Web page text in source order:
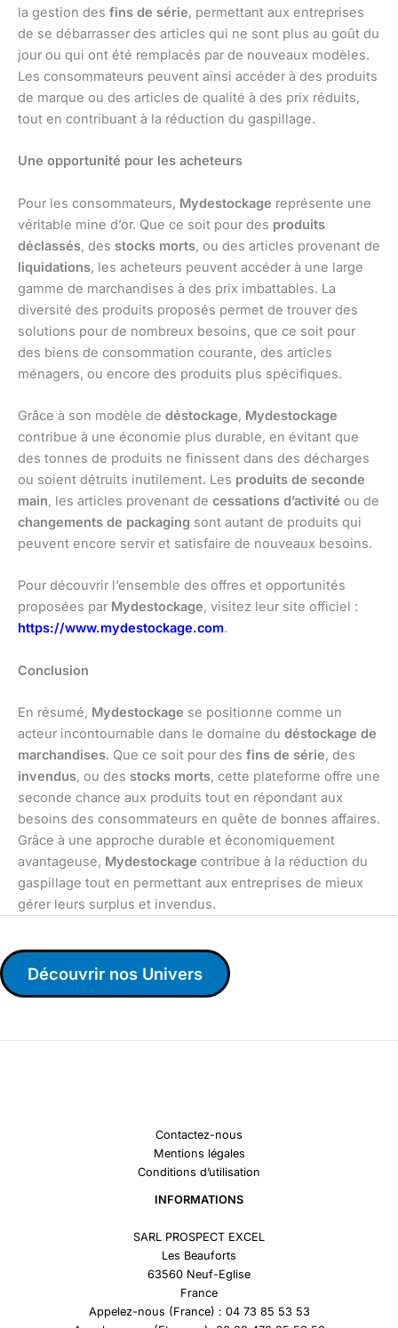
la gestion des fins de série, permettant aux entreprises
de se débarrasser des articles qui ne sont plus au goût du
jour ou qui ont été remplacés par de nouveaux modèles.
Les consommateurs peuvent ainsi accéder à des produits
de marque ou des articles de qualité à des prix réduits,
tout en contribuant à la réduction du gaspillage.
Une opportunité pour les acheteurs
Pour les consommateurs, Mydestockage représente une
véritable mine d’or. Que ce soit pour des produits
déclassés, des stocks morts, ou des articles provenant de
liquidations, les acheteurs peuvent accéder à une large
gamme de marchandises à des prix imbattables. La
diversité des produits proposés permet de trouver des
solutions pour de nombreux besoins, que ce soit pour
des biens de consommation courante, des articles
ménagers, ou encore des produits plus spécifiques.
Grâce à son modèle de déstockage, Mydestockage
contribue à une économie plus durable, en évitant que
des tonnes de produits ne finissent dans des décharges
ou soient détruits inutilement. Les produits de seconde
main, les articles provenant de cessations d’activité ou de
changements de packaging sont autant de produits qui
peuvent encore servir et satisfaire de nouveaux besoins.
Pour découvrir l’ensemble des offres et opportunités
proposées par Mydestockage, visitez leur site officiel :
https://www.mydestockage.com.
Conclusion
En résumé, Mydestockage se positionne comme un
acteur incontournable dans le domaine du déstockage de
marchandises. Que ce soit pour des fins de série, des
invendus, ou des stocks morts, cette plateforme offre une
seconde chance aux produits tout en répondant aux
besoins des consommateurs en quête de bonnes affaires.
Grâce à une approche durable et économiquement
avantageuse, Mydestockage contribue à la réduction du
gaspillage tout en permettant aux entreprises de mieux
gérer leurs surplus et invendus.
Découvrir nos Univers
Contactez-nous
Mentions légales
Conditions d’utilisation
INFORMATIONS
SARL PROSPECT EXCEL
Les Beauforts
63560 Neuf-Eglise
France
Appelez-nous (France) : 04 73 85 53 53